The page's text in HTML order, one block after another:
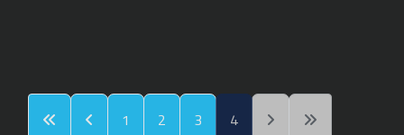
1 2 3 4